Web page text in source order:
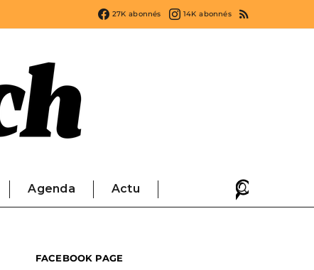
27K abonnés 14K abonnés
Agenda Actu
FACEBOOK PAGE